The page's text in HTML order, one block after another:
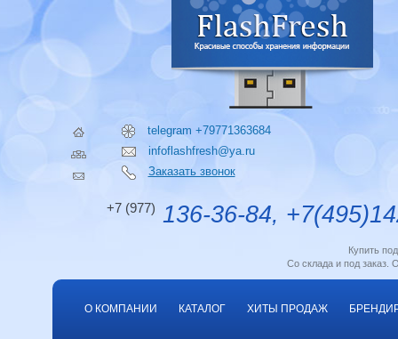
telegram +79771363684
infoflashfresh@ya.ru
Заказать звонок
+7 (977) 136-36-84,
Купить
Со склада и под заказ.
О КОМПАНИИ КАТАЛОГ ХИТЫ ПРОДАЖ